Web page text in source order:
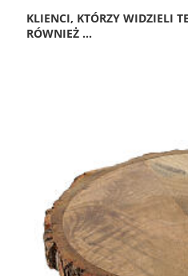
KLIENCI, KTÓRZY WIDZIELI
RÓWNIEŻ ...